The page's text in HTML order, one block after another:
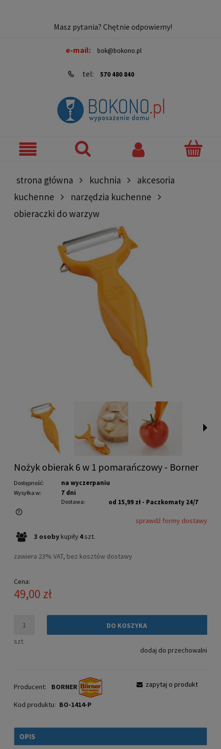
Masz pytania? Chętnie odpowiemy!
e-mail: bok@bokono.pl
tel: 570 480 840
strona główna kuchnia
akcesoria
kuchenne
narzędzia kuchenne
obieraczki do warzyw
Nożyk obierak 6 w 1 pomarańczowy - Borner
Dostępność: na wyczerpaniu
Wysyłka w: 7 dni
Dostawa: od 15,99 zł - Paczkomaty 24/7
Cena nie zawiera ewentualnych kosztów płatności
sprawdź formy dostawy
3 osoby kupiły 4 szt.
zawiera 23% VAT, bez kosztów dostawy
Cena:
49,00 zł
szt.
DO KOSZYKA
dodaj do przechowalni
Producent: BORNER
Kod produktu: BO-1414-P
zapytaj o produkt
OPIS